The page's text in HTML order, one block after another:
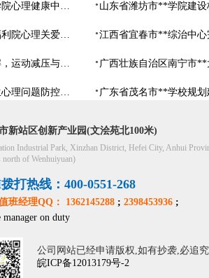
恭贺上海市**大学**学院心理健康中心建设项目由阳光心健代理商中标
恭贺江苏省无锡市**福利院心理关爱中心建设项目由阳光心健代理商中标
身心调适运动系统详解，运动减压与心理调适全指南
关于进一步加强大学生心理问题防控，防控大学生心理危机
新站区创新产业园(文浍苑北100米)
Industrial Park, Xinzhan District, Hefei City, Anhui
north of Wenhuiyuan)
打热线：400-0551-268
班经理QQ： 1362145288 ; 2398453936 ;
manager on duty
公司网站已经申请版权,如有抄袭,必追
皖ICP备12013179号-2